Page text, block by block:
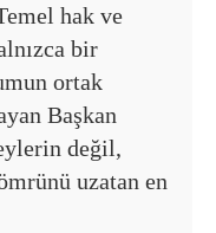
hak ve
bir
ortak
Başkan
değil,
uzatan en